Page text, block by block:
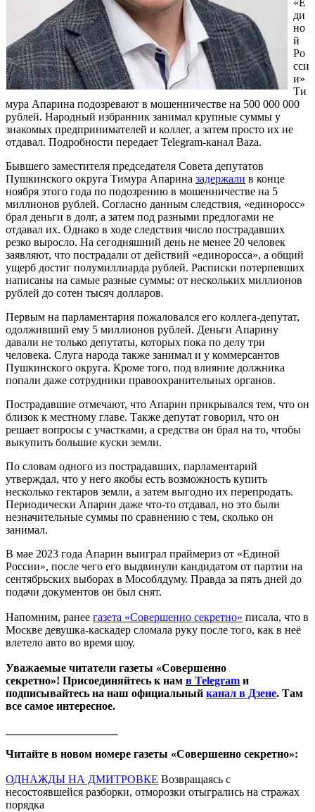
ди
но
й
Ро
сси
и»
Ти
мура Апарина подозревают в мошенничестве на 500 000 000
рублей. Народный избранник занимал крупные суммы у
знакомых предпринимателей и коллег, а затем просто их не
отдавал. Подробности передает Telegram-канал Baza.
Бывшего заместителя председателя Совета депутатов
Пушкинского округа Тимура Апарина задержали в конце
ноября этого года по подозрению в мошенничестве на 5
миллионов рублей. Согласно данным следствия, «единоросс»
брал деньги в долг, а затем под разными предлогами не
отдавал их. Однако в ходе следствия число пострадавших
резко выросло. На сегодняшний день не менее 20 человек
заявляют, что пострадали от действий «единоросса», а общий
ущерб достиг полумиллиарда рублей. Расписки потерпевших
написаны на самые разные суммы: от нескольких миллионов
рублей до сотен тысяч долларов.
Первым на парламентария пожаловался его коллега-депутат,
одолживший ему 5 миллионов рублей. Деньги Апарину
давали не только депутаты, которых пока по делу три
человека. Слуга народа также занимал и у коммерсантов
Пушкинского округа. Кроме того, под влияние должника
попали даже сотрудники правоохранительных органов.
Пострадавшие отмечают, что Апарин прикрывался тем, что он
близок к местному главе. Также депутат говорил, что он
решает вопросы с участками, а средства он брал на то, чтобы
выкупить большие куски земли.
По словам одного из пострадавших, парламентарий
утверждал, что у него якобы есть возможность купить
несколько гектаров земли, а затем выгодно их перепродать.
Периодически Апарин даже что-то отдавал, но это были
незначительные суммы по сравнению с тем, сколько он
занимал.
В мае 2023 года Апарин выиграл праймериз от «Единой
России», после чего его выдвинули кандидатом от партии на
сентябрьских выборах в Мособлдуму. Правда за пять дней до
подачи документов он был снят.
Напомним, ранее газета «Совершенно секретно» писала, что в
Москве девушка-каскадер сломала руку после того, как в неё
влетело авто во время шоу.
Уважаемые читатели газеты «Совершенно
секретно»! Присоединяйтесь к нам в Telegram и
подписывайтесь на наш официальный канал в Дзене. Там
все самое интересное.
Читайте в новом номере газеты «Совершенно секретно»:
ОДНАЖДЫ НА ДМИТРОВКЕ Возвращаясь с
несостоявшейся разборки, отморозки отыгрались на стражах
порядка